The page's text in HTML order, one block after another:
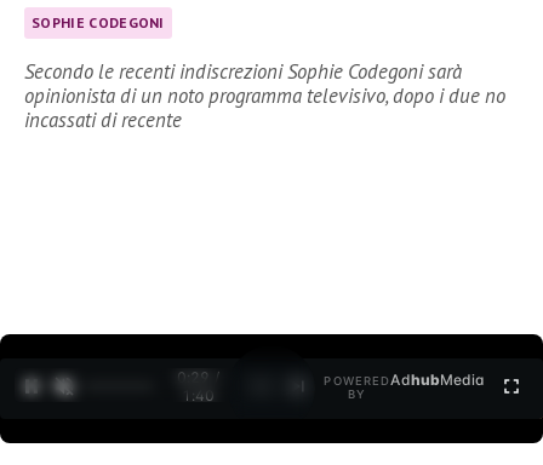
SOPHIE CODEGONI
Secondo le recenti indiscrezioni Sophie Codegoni sarà
opinionista di un noto programma televisivo, dopo i due no
incassati di recente
0:30 /
1:40
POWERED
BY
AdhubMedia